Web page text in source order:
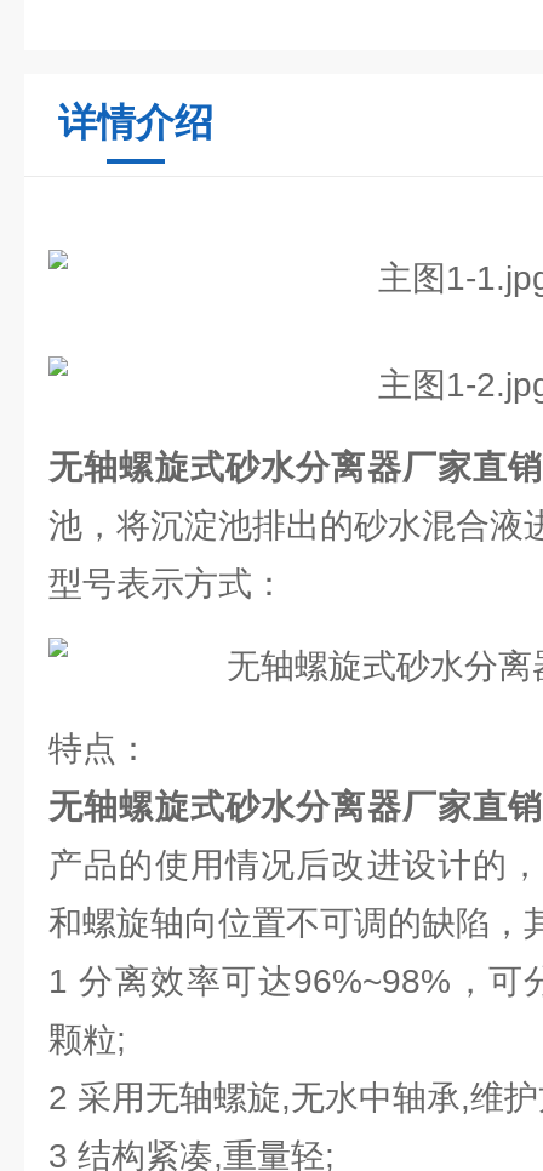
详情介绍
无轴螺旋式砂水分离器厂家直销
池，将沉淀池排出的砂水混合液
型号表示方式：
特点：
无轴螺旋式砂水分离器厂家直销
产品的使用情况后改进设计的
和螺旋轴向位置不可调的缺陷，
1 分离效率可达96%~98%，可
颗粒;
2 采用无轴螺旋,无水中轴承,维
3 结构紧凑,重量轻;